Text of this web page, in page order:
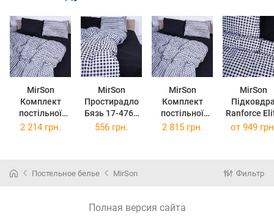
MirSon
Комплект
постільної
білизни King
MirSon
Простирадло
Бязь 17-4764
Sassari
MirSon
Комплект
постільної
білизни
MirSon
Ranforce
17-4764
2 214 грн. 556 грн. 2 815 грн. от 949
Постельное белье MirSon Фильтр
Полная версия сайта